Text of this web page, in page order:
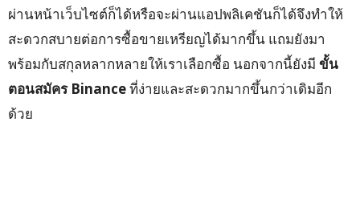
ผ่านหน้าเว็บไซต์ก็ได้หรือจะผ่านแอปพลิเคชันก็ได้จึงทำให้
สะดวกสบายต่อการซื้อขายเหรียญได้มากขึ้น แถมยังมา
พร้อมกับสกุลหลากหลายให้เราเลือกซื้อ นอกจากนี้ยังมี ขั้น
ตอนสมัครBinanceที่ง่ายและสะดวกมากขึ้นกว่าเดิมอีก
ด้วย